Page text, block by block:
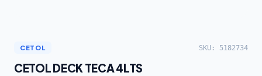
CETOL SKU: 5182734
CETOL DECK TECA 4LTS